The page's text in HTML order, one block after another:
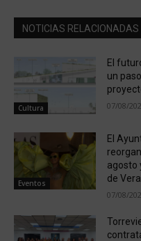
NOTICIAS RELACIONADAS
Cultura
El
un
07/08/
Eventos
El
agosto
de
07/08/